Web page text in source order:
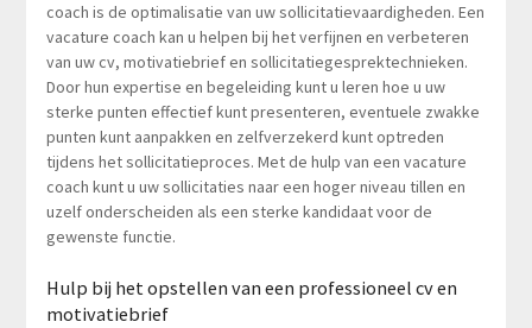
coach is de optimalisatie van uw sollicitatievaardigheden. Een
vacature coach kan u helpen bij het verfijnen en verbeteren
van uw cv, motivatiebrief en sollicitatiegesprektechnieken.
Door hun expertise en begeleiding kunt u leren hoe u uw
sterke punten effectief kunt presenteren, eventuele zwakke
punten kunt aanpakken en zelfverzekerd kunt optreden
tijdens het sollicitatieproces. Met de hulp van een vacature
coach kunt u uw sollicitaties naar een hoger niveau tillen en
uzelf onderscheiden als een sterke kandidaat voor de
gewenste functie.
Hulp bij het opstellen van een professioneel cv en
motivatiebrief